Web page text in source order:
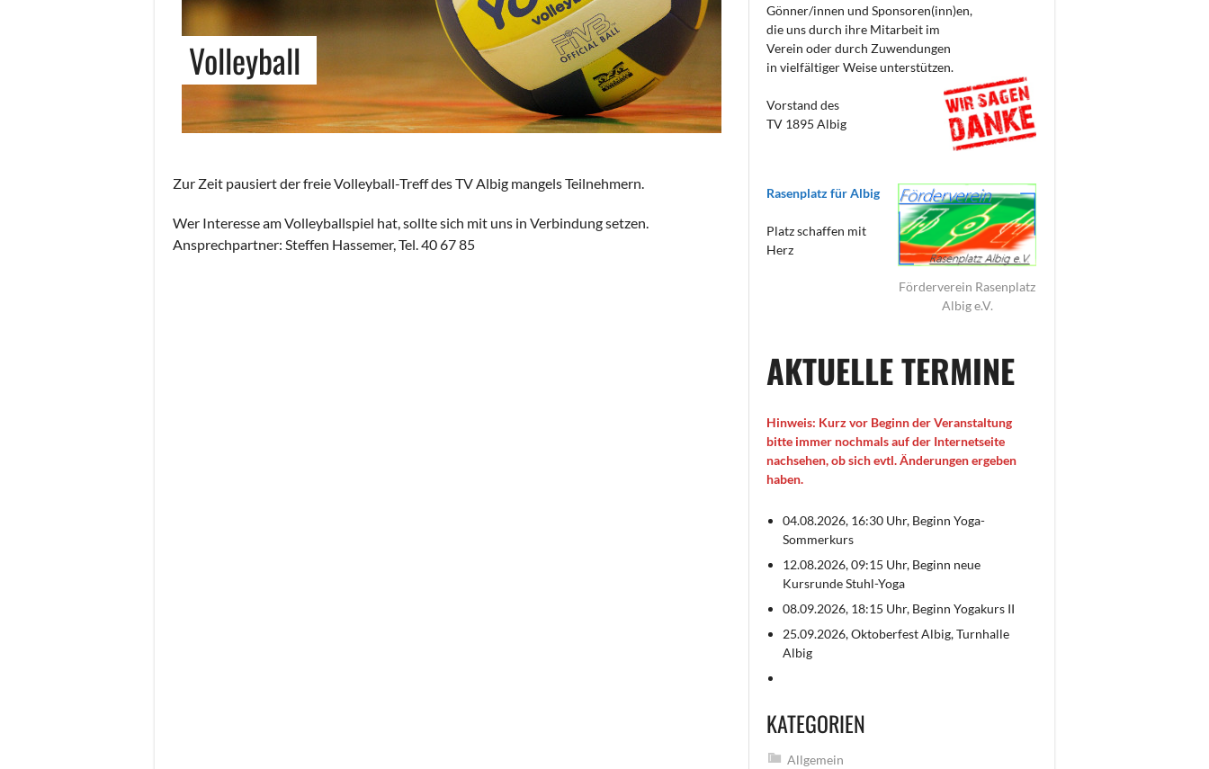
Volleyball
Zur Zeit pausiert der freie Volleyball-Treff des TV Albig mangels Teilnehmern.
Wer Interesse am Volleyballspiel hat, sollte sich mit uns in Verbindung setzen.
Ansprechpartner: Steffen Hassemer, Tel. 40 67 85
Gönner/innen und Sponsoren(inn)en,
die uns durch ihre Mitarbeit im
Verein oder durch Zuwendungen
in vielfältiger Weise unterstützen.
Vorstand des
TV 1895 Albig
Förderverein Rasenplatz
Albig e.V.
Rasenplatz für Albig
Platz schaffen mit
Herz
AKTUELLE TERMINE
Hinweis: Kurz vor Beginn der Veranstaltung
bitte immer nochmals auf der Internetseite
nachsehen, ob sich evtl. Änderungen ergeben
haben.
04.08.2026, 16:30 Uhr, Beginn Yoga-
Sommerkurs
12.08.2026, 09:15 Uhr, Beginn neue
Kursrunde Stuhl-Yoga
08.09.2026, 18:15 Uhr, Beginn Yogakurs II
25.09.2026, Oktoberfest Albig, Turnhalle
Albig
KATEGORIEN
Allgemein